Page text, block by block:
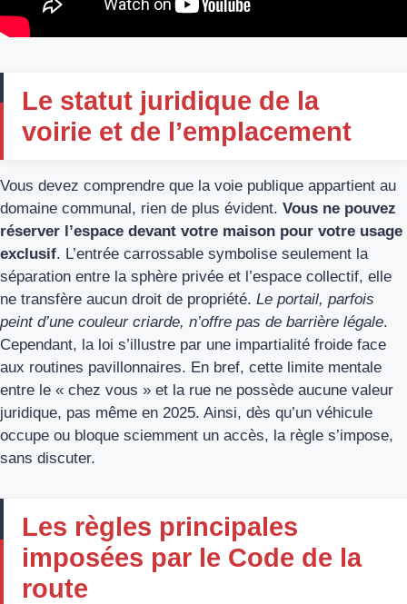
Le statut juridique de la
voirie et de l’emplacement
Vous devez comprendre que la voie publique appartient au
domaine communal, rien de plus évident. Vous ne pouvez
réserver l’espace devant votre maison pour votre usage
exclusif. L’entrée carrossable symbolise seulement la
séparation entre la sphère privée et l’espace collectif, elle
ne transfère aucun droit de propriété. Le portail, parfois
peint d’une couleur criarde, n’offre pas de barrière légale.
Cependant, la loi s’illustre par une impartialité froide face
aux routines pavillonnaires. En bref, cette limite mentale
entre le « chez vous » et la rue ne possède aucune valeur
juridique, pas même en 2025. Ainsi, dès qu’un véhicule
occupe ou bloque sciemment un accès, la règle s’impose,
sans discuter.
Les règles principales
imposées par le Code de la
route